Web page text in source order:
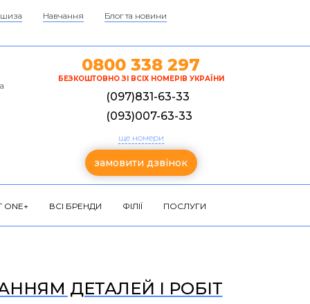
Навчання
Блог та новини
0800 338 297
БЕЗКОШТОВНО ЗІ ВСІХ НОМЕРІВ УКРАЇНИ
(097)831-63-33
(093)007-63-33
ще номери
замовити дзвінок
ВСІ БРЕНДИ ФІЛІЇ ПОСЛУГИ
ДЕТАЛЕЙ І РОБІТ